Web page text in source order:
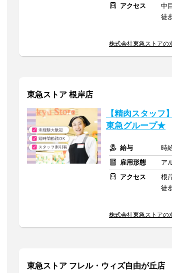
アクセス
中
徒
株式会社東急ストアの
東急ストア 根岸店
【精肉スタッ
東急グループ★
給与
時
雇用形態
ア
アクセス
根
徒
株式会社東急ストアの
東急ストア フレル・ウィズ自由が丘店